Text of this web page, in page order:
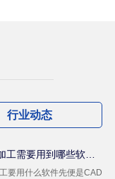
行业动态
要用什么软件先便是CAD